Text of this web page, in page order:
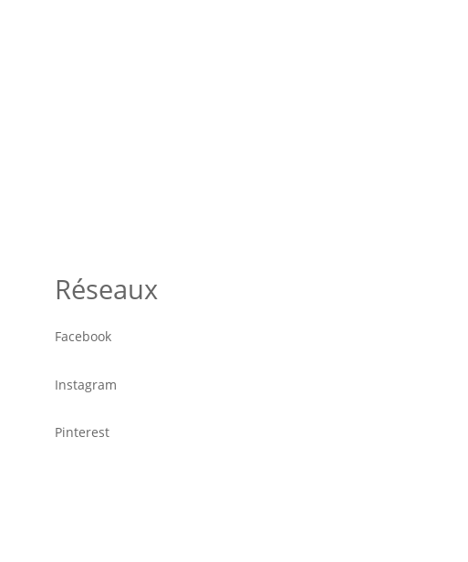
Réseaux
Facebook
Instagram
Pinterest